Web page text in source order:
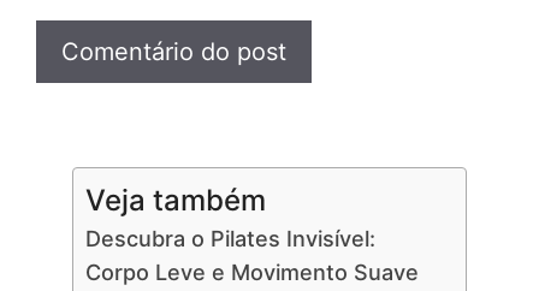
Veja também
Descubra o Pilates Invisível:
Corpo Leve e Movimento Suave